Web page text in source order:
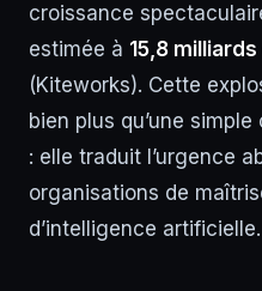
croissance
estimée à 15,8
(Kiteworks). Cette
bien plus qu’une
: elle traduit l’urgence
organisations de
d’intelligence artificielle.